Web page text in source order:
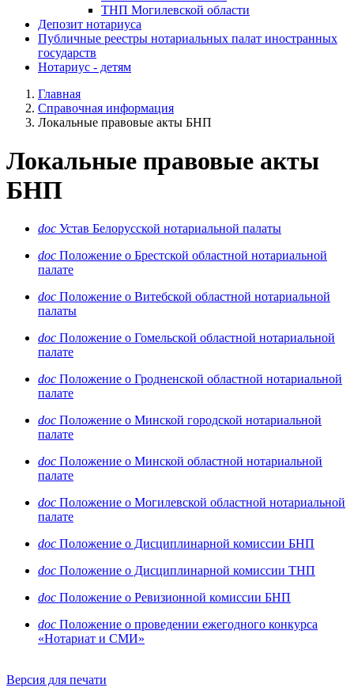
ТНП Могилевской области
Депозит нотариуса
Публичные реестры нотариальных палат иностранных
государств
Нотариус - детям
Главная
Справочная информация
Локальные правовые акты БНП
Локальные правовые акты
БНП
doc Устав Белорусской нотариальной палаты
doc Положение о Брестской областной нотариальной
палате
doc Положение о Витебской областной нотариальной
палаты
doc Положение о Гомельской областной нотариальной
палате
doc Положение о Гродненской областной нотариальной
палате
doc Положение о Минской городской нотариальной
палате
doc Положение о Минской областной нотариальной
палате
doc Положение о Могилевской областной нотариальной
палате
doc Положение о Дисциплинарной комиссии БНП
doc Положение о Дисциплинарной комиссии ТНП
doc Положение о Ревизионной комиссии БНП
doc Положение о проведении ежегодного конкурса
«Нотариат и СМИ»
Версия для печати